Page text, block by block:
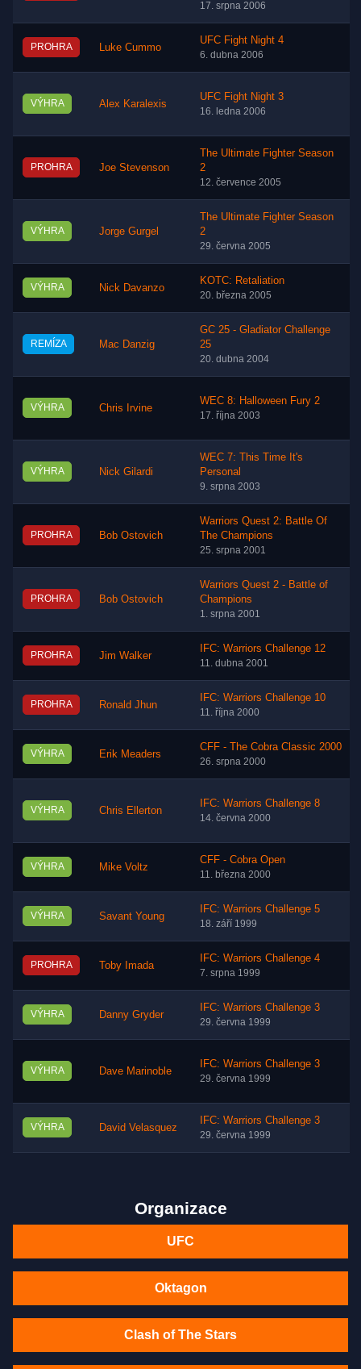
17. srpna 2006
PROHRA Luke Cummo
UFC Fight Night 4
6. dubna 2006
VÝHRA Alex Karalexis
UFC Fight Night 3
16. ledna 2006
PROHRA Joe Stevenson
The Ultimate Fighter Season
2
12. července 2005
VÝHRA Jorge Gurgel
The Ultimate Fighter Season
2
29. června 2005
VÝHRA Nick Davanzo
KOTC: Retaliation
20. března 2005
REMÍZA Mac Danzig
GC 25 - Gladiator Challenge
25
20. dubna 2004
VÝHRA Chris Irvine
WEC 8: Halloween Fury 2
17. října 2003
VÝHRA Nick Gilardi
WEC 7: This Time It's
Personal
9. srpna 2003
PROHRA Bob Ostovich
Warriors Quest 2: Battle Of
The Champions
25. srpna 2001
PROHRA Bob Ostovich
Warriors Quest 2 - Battle of
Champions
1. srpna 2001
PROHRA Jim Walker
IFC: Warriors Challenge 12
11. dubna 2001
PROHRA Ronald Jhun
IFC: Warriors Challenge 10
11. října 2000
VÝHRA Erik Meaders
CFF - The Cobra Classic 2000
26. srpna 2000
VÝHRA Chris Ellerton
IFC: Warriors Challenge 8
14. června 2000
VÝHRA Mike Voltz
CFF - Cobra Open
11. března 2000
VÝHRA Savant Young
IFC: Warriors Challenge 5
18. září 1999
PROHRA Toby Imada
IFC: Warriors Challenge 4
7. srpna 1999
VÝHRA Danny Gryder
IFC: Warriors Challenge 3
29. června 1999
VÝHRA Dave Marinoble
IFC: Warriors Challenge 3
29. června 1999
VÝHRA David Velasquez
IFC: Warriors Challenge 3
29. června 1999
Organizace
UFC
Oktagon
Clash of The Stars